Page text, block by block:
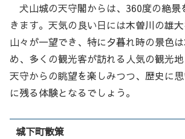
犬山城の天守閣からは、360度の絶景
きます。天気の良い日には木曽川の雄
山々が一望でき、特に夕暮れ時の景色
め、多くの観光客が訪れる人気の観光地
天守からの眺望を楽しみつつ、歴史に
に残る体験となるでしょう。
城下町散策